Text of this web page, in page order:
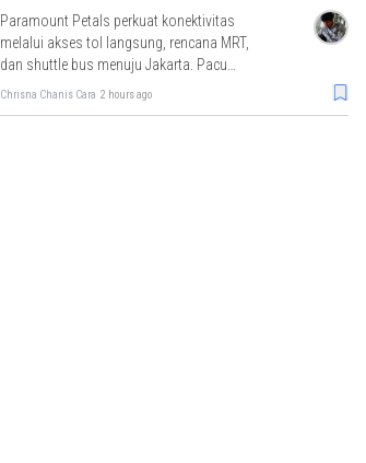
Paramount Petals perkuat konektivitas
melalui akses tol langsung, rencana MRT,
dan shuttle bus menuju Jakarta. Pacu
mobilitas, aktivitas ekonomi, serta nilai
Chrisna Chanis Cara 2 hours ago